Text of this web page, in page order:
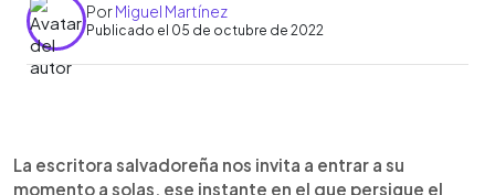
PorMiguel Martínez
Publicado el 05 de octubre de 2022
► Escuchar artículo
La escritora salvadoreña nos invita a entrar a su
momento a solas, ese instante en el que persigue el